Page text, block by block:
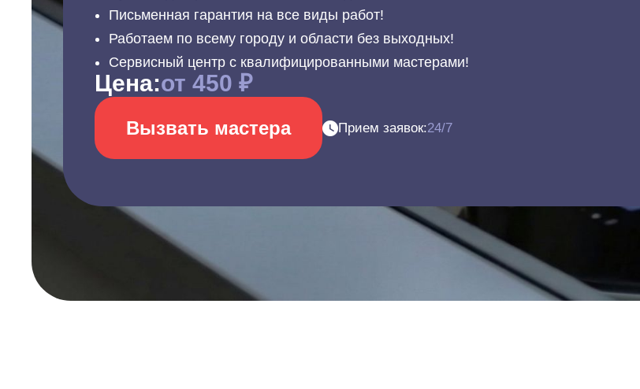
Письменная гарантия на все виды работ!
Работаем по всему городу и области без выходных!
Сервисный центр с квалифицированными мастерами!
Цена:от 450 ₽
Вызвать мастера Прием заявок:24/7